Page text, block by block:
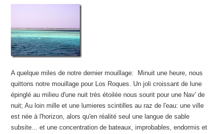
A quelque miles de notre dernier mouillage: Minuit une heure, nous
quittons notre mouillage pour Los Roques. Un joli croissant de lune
épinglé au milieu d'une nuit très étoilée nous sourit pour une Nav' de
nuit; Au loin mille et une lumieres scintilles au raz de l'eau: une ville
est née à l'horizon, alors qu'en réalité seul une langue de sable
subsite... et une concentration de bateaux, improbables, endormis et